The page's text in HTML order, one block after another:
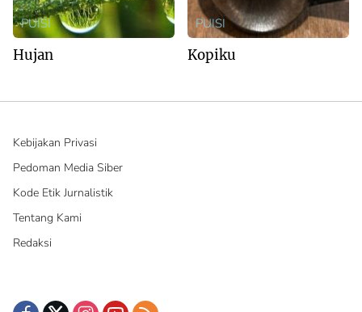
PUISI
Hujan
PUISI
Kopiku
Kebijakan Privasi
Pedoman Media Siber
Kode Etik Jurnalistik
Tentang Kami
Redaksi